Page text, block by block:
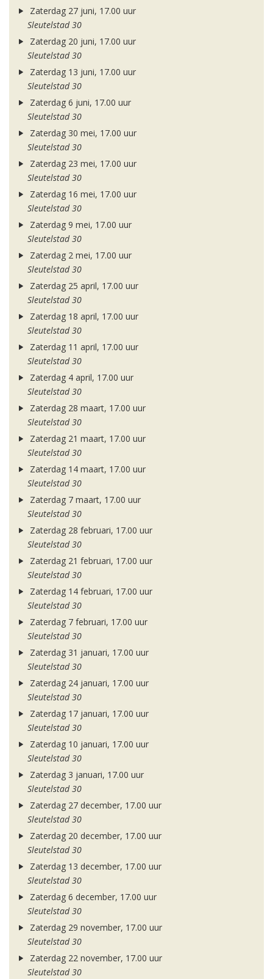
Zaterdag 27 juni, 17.00 uur
Sleutelstad 30
Zaterdag 20 juni, 17.00 uur
Sleutelstad 30
Zaterdag 13 juni, 17.00 uur
Sleutelstad 30
Zaterdag 6 juni, 17.00 uur
Sleutelstad 30
Zaterdag 30 mei, 17.00 uur
Sleutelstad 30
Zaterdag 23 mei, 17.00 uur
Sleutelstad 30
Zaterdag 16 mei, 17.00 uur
Sleutelstad 30
Zaterdag 9 mei, 17.00 uur
Sleutelstad 30
Zaterdag 2 mei, 17.00 uur
Sleutelstad 30
Zaterdag 25 april, 17.00 uur
Sleutelstad 30
Zaterdag 18 april, 17.00 uur
Sleutelstad 30
Zaterdag 11 april, 17.00 uur
Sleutelstad 30
Zaterdag 4 april, 17.00 uur
Sleutelstad 30
Zaterdag 28 maart, 17.00 uur
Sleutelstad 30
Zaterdag 21 maart, 17.00 uur
Sleutelstad 30
Zaterdag 14 maart, 17.00 uur
Sleutelstad 30
Zaterdag 7 maart, 17.00 uur
Sleutelstad 30
Zaterdag 28 februari, 17.00 uur
Sleutelstad 30
Zaterdag 21 februari, 17.00 uur
Sleutelstad 30
Zaterdag 14 februari, 17.00 uur
Sleutelstad 30
Zaterdag 7 februari, 17.00 uur
Sleutelstad 30
Zaterdag 31 januari, 17.00 uur
Sleutelstad 30
Zaterdag 24 januari, 17.00 uur
Sleutelstad 30
Zaterdag 17 januari, 17.00 uur
Sleutelstad 30
Zaterdag 10 januari, 17.00 uur
Sleutelstad 30
Zaterdag 3 januari, 17.00 uur
Sleutelstad 30
Zaterdag 27 december, 17.00 uur
Sleutelstad 30
Zaterdag 20 december, 17.00 uur
Sleutelstad 30
Zaterdag 13 december, 17.00 uur
Sleutelstad 30
Zaterdag 6 december, 17.00 uur
Sleutelstad 30
Zaterdag 29 november, 17.00 uur
Sleutelstad 30
Zaterdag 22 november, 17.00 uur
Sleutelstad 30